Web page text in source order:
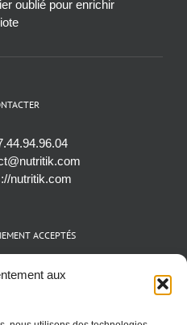
aux
oublié pour enrichir
nutritik.com
ACCEPTÉS
(EUR)
Mastercard et AMEX)